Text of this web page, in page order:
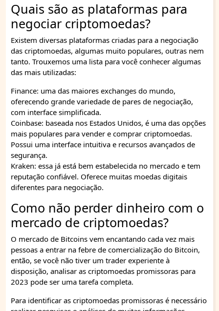
Quais são as plataformas para
negociar criptomoedas?
Existem diversas plataformas criadas para a negociação
das criptomoedas, algumas muito populares, outras nem
tanto. Trouxemos uma lista para você conhecer algumas
das mais utilizadas:
Finance: uma das maiores exchanges do mundo,
oferecendo grande variedade de pares de negociação,
com interface simplificada.
Coinbase: baseada nos Estados Unidos, é uma das opções
mais populares para vender e comprar criptomoedas.
Possui uma interface intuitiva e recursos avançados de
segurança.
Kraken: essa já está bem estabelecida no mercado e tem
reputação confiável. Oferece muitas moedas digitais
diferentes para negociação.
Como não perder dinheiro com o
mercado de criptomoedas?
O mercado de Bitcoins vem encantando cada vez mais
pessoas a entrar na febre de comercialização do Bitcoin,
então, se você não tiver um trader experiente à
disposição, analisar as criptomoedas promissoras para
2023 pode ser uma tarefa completa.
Para identificar as criptomoedas promissoras é necessário